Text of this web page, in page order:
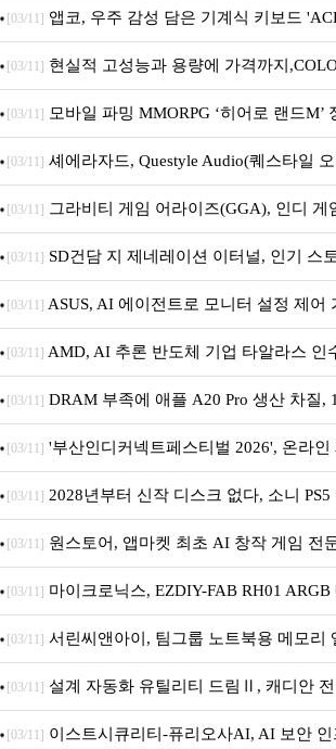
니터·스마트 펫 침대 기부
[03/11] 앱코, 우주 감성 담은 기계식 키보드
브랜드데이 기획전 진행
[03/11] 현실적 고성능과 용량에 가격까지
M.2 NVMe 디앤디컴 1TB
[03/11] 모바일 파밍 MMORPG ‘히어로 랜드M’
[03/11] 셰에라자드, Questyle Audio(퀘스타일
내 정식 출시
[03/11] 그라비티 게임 어라이즈(GGA), 인디 게
던전 13’ 참가!
[03/11] SD건담 지 제네레이션 이터널, 인기 스
아의 용사’ 재개최 및 풍성한 기념 이벤트 실
[03/11] ASUS, AI 에이전트로 모니터 설정 제어
[03/11] AMD, AI 추론 반도체 기업 타알라스 인
[03/11] DRAM 부족에 애플 A20 Pro 생산 차질,
퍼 대기
[03/11] '부산인디커넥트페스티벌 2026', 온라인
개막... 22일간 진행
[03/11] 2028년부터 신작 디스크 없다, 소니
문 추가
[03/11] 원스토어, 앱마켓 최초 AI 창작 게임 전
[03/11] 마이크로닉스, EZDIY-FAB RH01
시
[03/11] 서린씨앤아이, 팀그룹 노트북용 메모리
5600MHz 16GB 출시
[03/11] 설계 자동화 유틸리티 드림Ⅱ, 캐디안
무상 배포
[03/11] 이스트시큐리티-퓨리오사AI, AI 보안